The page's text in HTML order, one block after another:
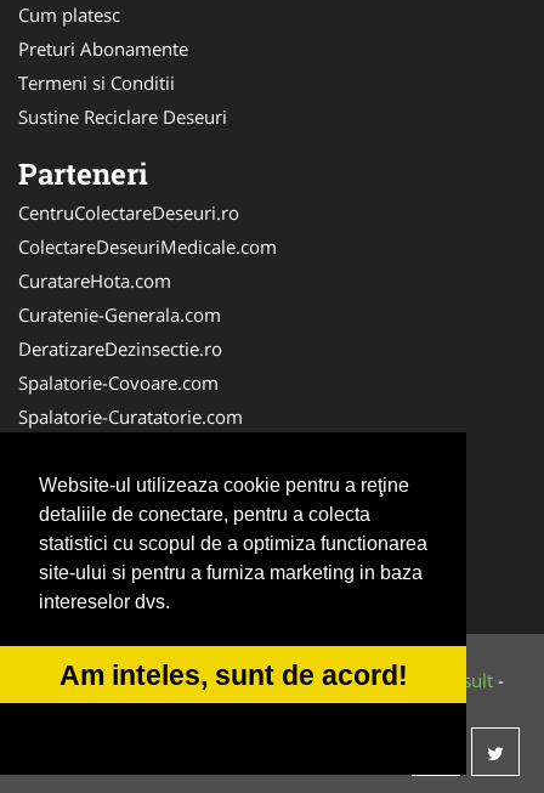
Website-ul utilizeaza cookie pentru a reţine
detaliile de conectare, pentru a colecta
statistici cu scopul de a optimiza functionarea
site-ului si pentru a furniza marketing in baza
intereselor dvs.
Am inteles, sunt de acord!
Cum platesc
Preturi Abonamente
Termeni si Conditii
Sustine Reciclare Deseuri
Parteneri
CentruColectareDeseuri.ro
ColectareDeseuriMedicale.com
CuratareHota.com
Curatenie-Generala.com
DeratizareDezinsectie.ro
Spalatorie-Covoare.com
Spalatorie-Curatatorie.com
FirmaDeratizare.ro
Service-Reparatii.com
Servicii-DDD.com
ServiciiAlpinism.ro
© 2014-2026 Powered byVilonMedia&Tokaido Consult -
ANPC SOL